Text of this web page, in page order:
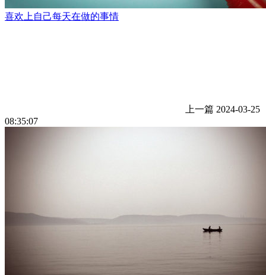
喜欢上自己每天在做的事情
上一篇 2024-03-25
08:35:07